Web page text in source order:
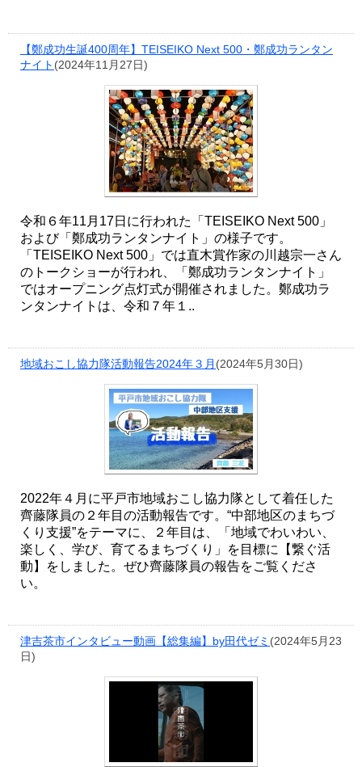
【鄭成功生誕400周年】TEISEIKO Next 500・鄭成功ランタン
ナイト (2024年11月27日)
令和６年11月17日に行われた「TEISEIKO Next 500」
および「鄭成功ランタンナイト」の様子です。
「TEISEIKO Next 500」では直木賞作家の川越宗一さん
のトークショーが行われ、「鄭成功ランタンナイト」
ではオープニング点灯式が開催されました。鄭成功ラ
ンタンナイトは、令和７年１..
地域おこし協力隊活動報告2024年３月 (2024年5月30日)
2022年４月に平戸市地域おこし協力隊として着任した
齊藤隊員の２年目の活動報告です。“中部地区のまちづ
くり支援”をテーマに、２年目は、「地域でわいわい、
楽しく、学び、育てるまちづくり」を目標に【繋ぐ活
動】をしました。ぜひ齊藤隊員の報告をご覧くださ
い。
津吉茶市インタビュー動画【総集編】by田代ゼミ (2024年5月23
日)